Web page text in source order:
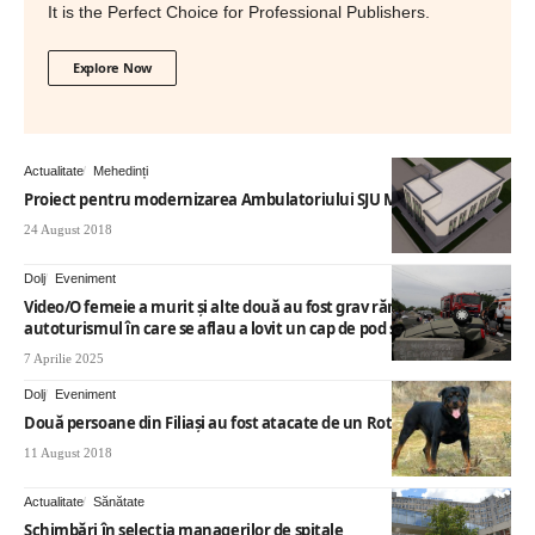
It is the Perfect Choice for Professional Publishers.
Explore Now
Actualitate Mehedinți
Proiect pentru modernizarea Ambulatoriului SJU Mehedinti
24 August 2018
Dolj Eveniment
Video/O femeie a murit și alte două au fost grav rănite după ce
autoturismul în care se aflau a lovit un cap de pod și s-a răsturnat
7 Aprilie 2025
Dolj Eveniment
Două persoane din Filiași au fost atacate de un Rottweiler
11 August 2018
Actualitate Sănătate
Schimbări în selecția managerilor de spitale